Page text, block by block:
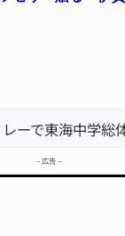
リレーで東海中学総体へ 伊賀・名張
– 広告 –